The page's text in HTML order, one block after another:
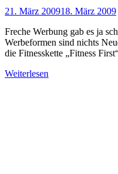
21. März 200918. März 2009
Freche Werbung gab es ja
Werbeformen sind nichts
die Fitnesskette „Fitness
Weiterlesen